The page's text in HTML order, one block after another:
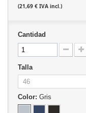
(21,69 € IVA incl.)
Cantidad
Talla
Color: Gris